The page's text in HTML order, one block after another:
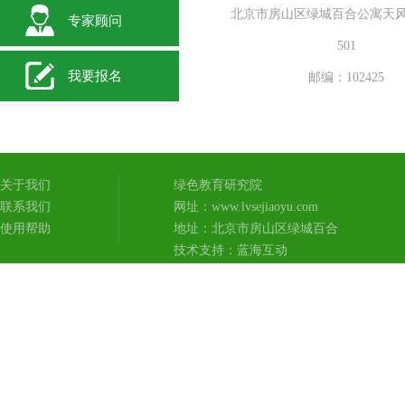
专家顾问
我要报名
北京市房山区绿城百合公寓天
501
邮编：102425
关于我们
联系我们
使用帮助
绿色教育研究院
网址：www.lvsejiaoyu.com
地址：北京市房山区绿城百合
技术支持： 蓝海互动